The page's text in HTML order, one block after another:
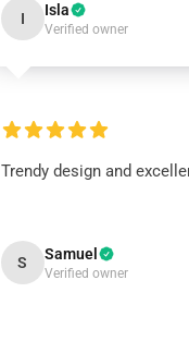
I Isla
Verified owner
Trendy design and
S Samuel
Verified owner